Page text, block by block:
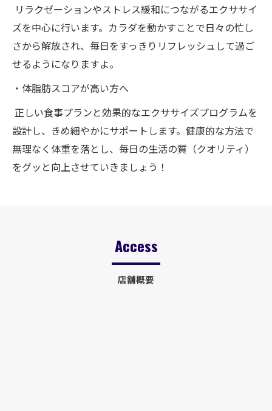
リラクゼーションやストレス緩和につながるエクササイ
ズを中心に行います。カラダを動かすことで日々の忙し
さから解放され、毎日をすっきりリフレッシュして過ご
せるようになりますよ。
・体脂肪スコアが高い方へ
正しい食事プランと効果的なエクササイズプログラムを
設計し、きめ細やかにサポートします。健康的な方法で
無理なく体重を落とし、毎日の生活の質（クオリティ）
をグッと向上させていきましょう！
店舗概要
Access